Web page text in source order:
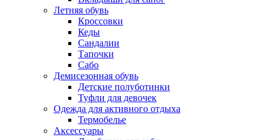
Летняя обувь
Кроссовки
Кеды
Сандалии
Тапочки
Сабо
Демисезонная обувь
Детские полуботинки
Туфли для девочек
Одежда для активного отдыха
Термобелье
Аксессуары